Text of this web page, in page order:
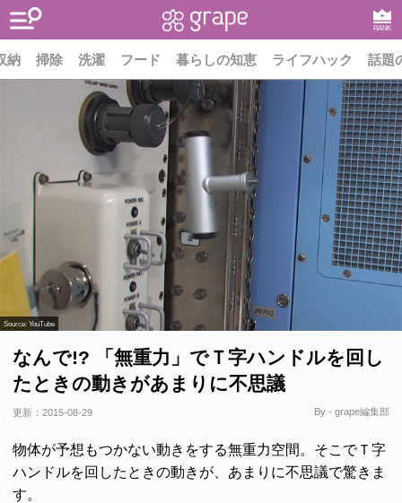
RANK
納 掃除 洗濯 フード 暮らしの知恵 ライフハック 話題
Source: YouTube
なんで!? 「無重力」でＴ字ハンドルを回し
たときの動きがあまりに不思議
更新： 2015-08-29 By - grape編集部
物体が予想もつかない動きをする無重力空間。そこでＴ字
ハンドルを回したときの動きが、あまりに不思議で驚きま
す。